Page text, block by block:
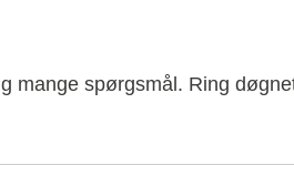
mange spørgsmål. Ring